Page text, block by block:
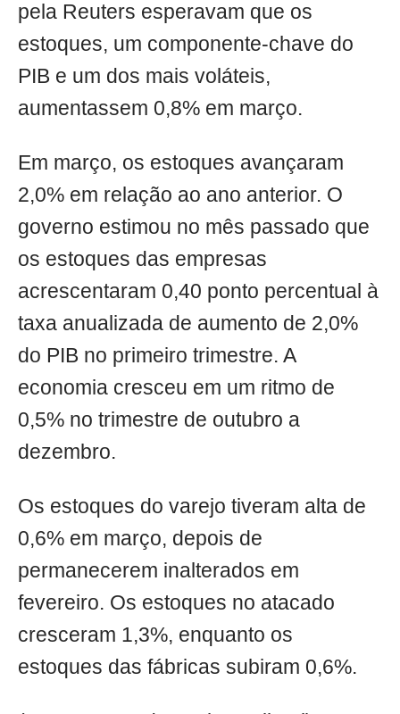
pela Reuters esperavam que os
estoques, um componente-chave do
PIB e um dos mais voláteis,
aumentassem 0,8% em março.
Em março, os estoques avançaram
2,0% em relação ao ano anterior. O
governo estimou no mês passado que
os estoques das empresas
acrescentaram 0,40 ponto percentual à
taxa anualizada de aumento de 2,0%
do PIB no primeiro trimestre. A
economia cresceu em um ritmo de
0,5% no trimestre de outubro a
dezembro.
Os estoques do varejo tiveram alta de
0,6% em março, depois de
permanecerem inalterados em
fevereiro. Os estoques no atacado
cresceram 1,3%, enquanto os
estoques das fábricas subiram 0,6%.